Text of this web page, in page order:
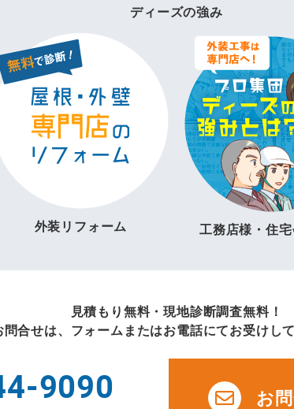
ディーズの強み
外装リフォーム 工務店様・住
見積もり無料・現地診断調査無料！
問合せは、フォームまたはお電話にてお受けして
9090 お